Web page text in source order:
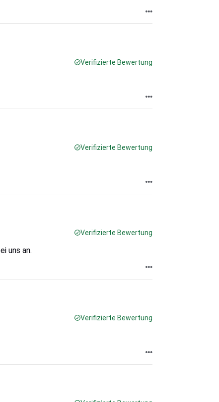
Verifizierte Bewertung
Verifizierte Bewertung
Verifizierte Bewertung
uns an.
Verifizierte Bewertung